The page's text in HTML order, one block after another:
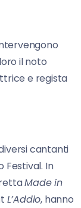
il noto
e regista
cantanti
Festival. In
Made in
L’Addio, hanno